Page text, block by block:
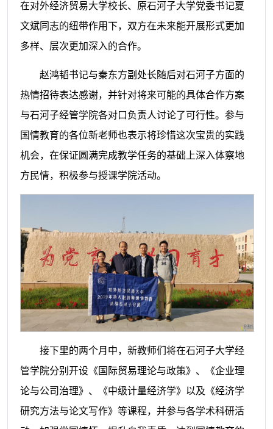
在对外经济贸易大学校长、原石河子大学党委书记夏
文斌同志的纽带作用下，双方在未来能开展形式更加
多样、层次更加深入的合作。
赵鸿韬书记与秦东方副 处长随后对石河子方面的
热情招待表达感谢，并针对将来可能的具体合作方案
与石河子经管学院各对口负责人讨论了可行性。参与
国情教育的各位新老师也表示将珍惜这次宝贵的实践
机会，在保证圆满完成教学任务的基础上深入体察地
方民情，积极参与授课学院活动。
接下里的两个月中，新教师们将在石河子大学经
管学院分别开设《国际贸易理论与政策》、《企业理
论与公司治理》、《中级计量经济学》以及《经济学
研究方法与论文写作》等课程，并参与各学术科研活